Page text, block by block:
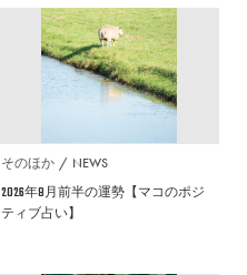
そのほか NEWS
2026年8月前半の運勢【マコのポジ
ティブ占い】